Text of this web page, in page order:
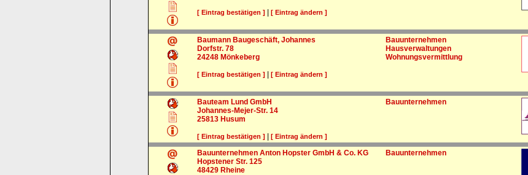
[ Eintrag bestätigen ] [ Eintrag ändern ]
Baumann Baugeschäft, Johannes
Dorfstr. 78
24248 Mönkeberg
[ Eintrag bestätigen ] [ Eintrag ändern ]
Bauunternehmen
Hausverwaltungen
Wohnungsvermittlung
Bauteam Lund GmbH
Johannes-Mejer-Str. 14
25813 Husum
[ Eintrag bestätigen ] [ Eintrag ändern ]
Bauunternehmen
Bauunternehmen Anton Hopster GmbH & Co. KG
Hopstener Str. 125
48429 Rheine
Bauunternehmen